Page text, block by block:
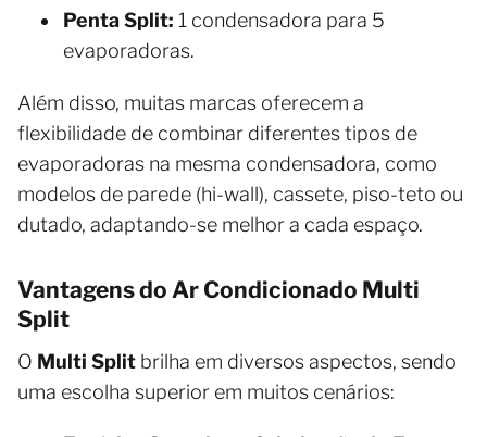
Penta Split: 1 condensadora para 5
evaporadoras.
Além disso, muitas marcas oferecem a
flexibilidade de combinar diferentes tipos de
evaporadoras na mesma condensadora, como
modelos de parede (hi-wall), cassete, piso-teto ou
dutado, adaptando-se melhor a cada espaço.
Vantagens do Ar Condicionado Multi
Split
O Multi Split brilha em diversos aspectos, sendo
uma escolha superior em muitos cenários: